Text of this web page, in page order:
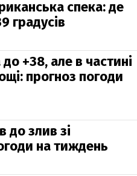
спека: де
градусів
+38, але в частині
прогноз погоди
до злив зі
на тиждень